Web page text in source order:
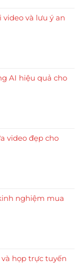
và lưu ý an
AI hiệu quả cho
video đẹp cho
nghiệm mua
họp trực tuyến